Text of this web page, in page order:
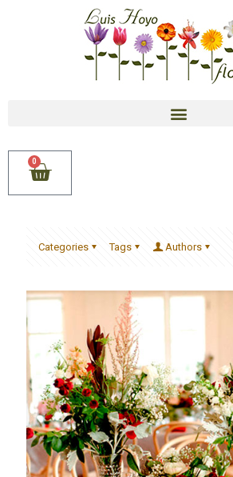
0
Categories Tags Authors